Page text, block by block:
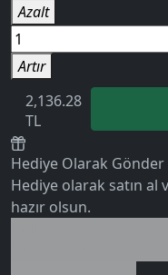
Azalt
Artır
2,136.28
TL
Hediye Olarak Gönder
Hediye olarak satın al
hazır olsun.